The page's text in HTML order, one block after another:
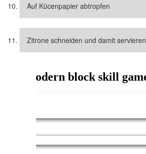
Auf Kücenpapier abtropfen
Zitrone schneiden und damit servieren